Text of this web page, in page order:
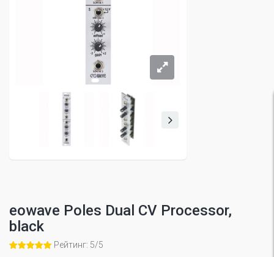
eowave Poles Dual CV Processor,
black
Рейтинг: 5/5